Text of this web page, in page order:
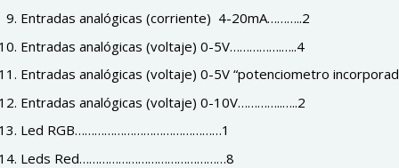
Entradas analógicas (corriente) 4-20mA………..2
Entradas analógicas (voltaje) 0-5V…………….…..4
Entradas analógicas (voltaje) 0-5V “potenciometro
Entradas analógicas (voltaje) 0-10V…………..…..2
Led RGB………………………………………1
Leds Red………………………………………8